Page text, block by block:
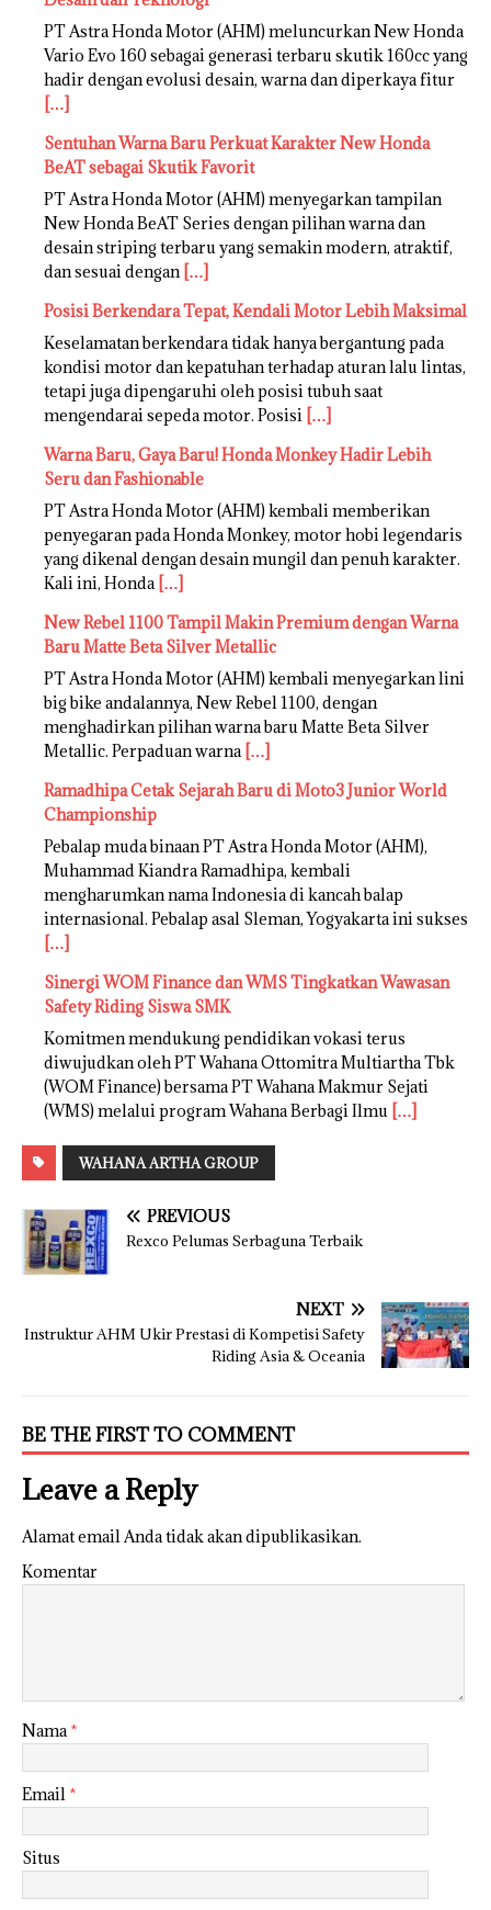
PT Astra Honda Motor (AHM) meluncurkan New Honda
Vario Evo 160 sebagai generasi terbaru skutik 160cc yang
hadir dengan evolusi desain, warna dan diperkaya fitur
[…]
Sentuhan Warna Baru Perkuat Karakter New Honda
BeAT sebagai Skutik Favorit
PT Astra Honda Motor (AHM) menyegarkan tampilan
New Honda BeAT Series dengan pilihan warna dan
desain striping terbaru yang semakin modern, atraktif,
dan sesuai dengan […]
Posisi Berkendara Tepat, Kendali Motor Lebih Maksimal
Keselamatan berkendara tidak hanya bergantung pada
kondisi motor dan kepatuhan terhadap aturan lalu lintas,
tetapi juga dipengaruhi oleh posisi tubuh saat
mengendarai sepeda motor. Posisi […]
Warna Baru, Gaya Baru! Honda Monkey Hadir Lebih
Seru dan Fashionable
PT Astra Honda Motor (AHM) kembali memberikan
penyegaran pada Honda Monkey, motor hobi legendaris
yang dikenal dengan desain mungil dan penuh karakter.
Kali ini, Honda […]
New Rebel 1100 Tampil Makin Premium dengan Warna
Baru Matte Beta Silver Metallic
PT Astra Honda Motor (AHM) kembali menyegarkan lini
big bike andalannya, New Rebel 1100, dengan
menghadirkan pilihan warna baru Matte Beta Silver
Metallic. Perpaduan warna […]
Ramadhipa Cetak Sejarah Baru di Moto3 Junior World
Championship
Pebalap muda binaan PT Astra Honda Motor (AHM),
Muhammad Kiandra Ramadhipa, kembali
mengharumkan nama Indonesia di kancah balap
internasional. Pebalap asal Sleman, Yogyakarta ini sukses
[…]
Sinergi WOM Finance dan WMS Tingkatkan Wawasan
Safety Riding Siswa SMK
Komitmen mendukung pendidikan vokasi terus
diwujudkan oleh PT Wahana Ottomitra Multiartha Tbk
(WOM Finance) bersama PT Wahana Makmur Sejati
(WMS) melalui program Wahana Berbagi Ilmu […]
WAHANA ARTHA GROUP
PREVIOUS
Rexco Pelumas Serbaguna Terbaik
NEXT
Instruktur AHM Ukir Prestasi di Kompetisi Safety
Riding Asia & Oceania
BE THE FIRST TO COMMENT
Leave a Reply
Alamat email Anda tidak akan dipublikasikan.
Komentar
Nama*
Email *
Situs